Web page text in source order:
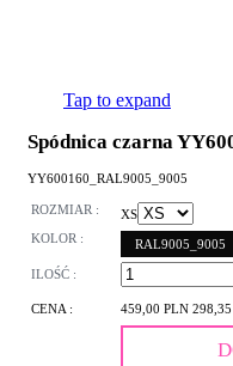
Tap to expand
Spódnica czarna
YY600160_RAL9005_9005
ROZMIAR : XS
KOLOR :
RAL9005_9005
ILOŚĆ :
CENA : 459,00 PLN